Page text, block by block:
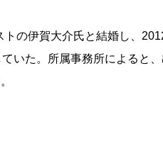
の伊賀大介氏と結婚し、
いた。所属事務所によると